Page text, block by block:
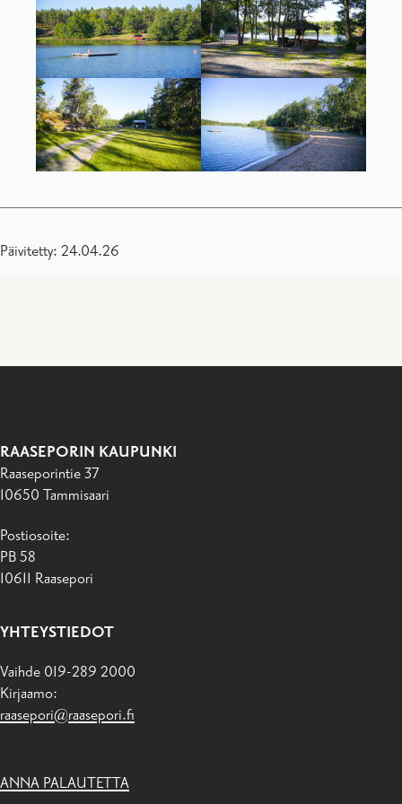
Päivitetty: 24.04.26
RAASEPORIN KAUPUNKI
Raaseporintie 37
10650 Tammisaari
Postiosoite:
PB 58
10611 Raasepori
YHTEYSTIEDOT
Vaihde 019-289 2000
Kirjaamo:
raasepori@raasepori.fi
ANNA PALAUTETTA